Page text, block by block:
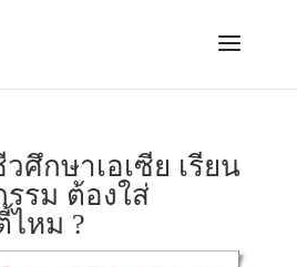
ศึกษาเอเซีย เรียน
รม ต้องใส่
ไหม ?